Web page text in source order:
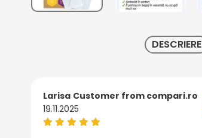
DESCRIERE
Larisa Customer from compari.ro
19.11.2025